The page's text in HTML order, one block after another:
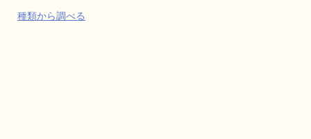
種類から調べる